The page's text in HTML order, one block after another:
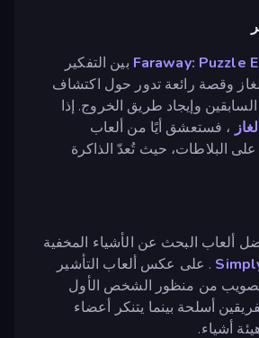
بين التفكير
وقصة رائعة تدور حول اكتشاف
وإيجاد طريق الخروج. إذا
، فستعشق أيًا من ألعاب
على البلاطات، حيث تُعدّ الذاكرة
ألعاب البحث عن الأشياء المخفية
. على عكس ألعاب التأشير
تصويب من منظور الشخص الأول
أسلحة بينما يتنكر أعضاء
أشياء.